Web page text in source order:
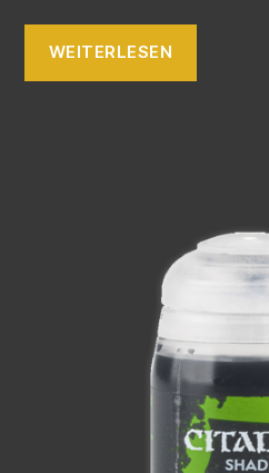
WEITERLESEN